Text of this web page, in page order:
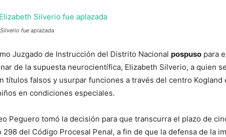
fue aplazada
Juzgado de Instrucción del Distrito Nacional pospuso para
de la supuesta neurocientífica, Elizabeth Silverio, a quien
títulos falsos y usurpar funciones a través del centro Kogland
en condiciones especiales.
Peguero tomó la decisión para que transcurra el plazo de
del Código Procesal Penal, a fin de que la defensa de la